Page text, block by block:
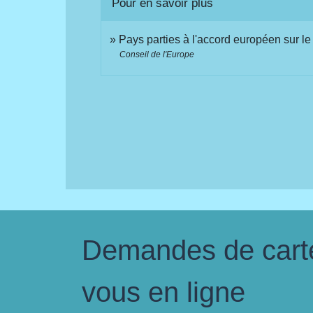
Pour en savoir plus
Pays parties à l'accord européen sur
Conseil de l'Europe
Demandes de
vous en ligne